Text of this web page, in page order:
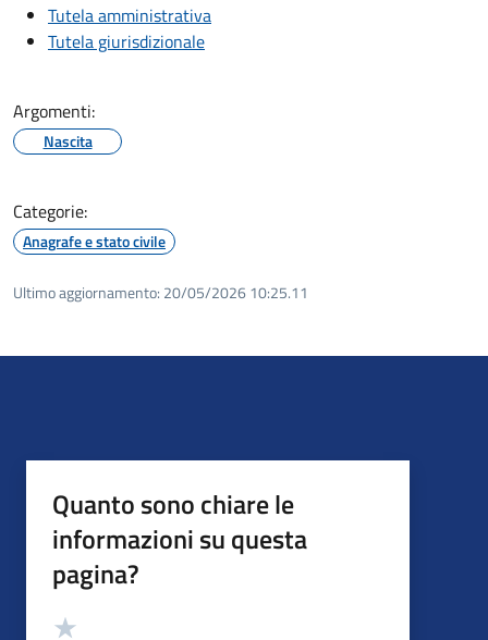
Tutela amministrativa
Tutela giurisdizionale
Argomenti:
Nascita
Categorie:
Anagrafe e stato civile
Ultimo aggiornamento: 20/05/2026 10:25.11
Quanto sono chiare le
informazioni su questa
pagina?
Valutazione